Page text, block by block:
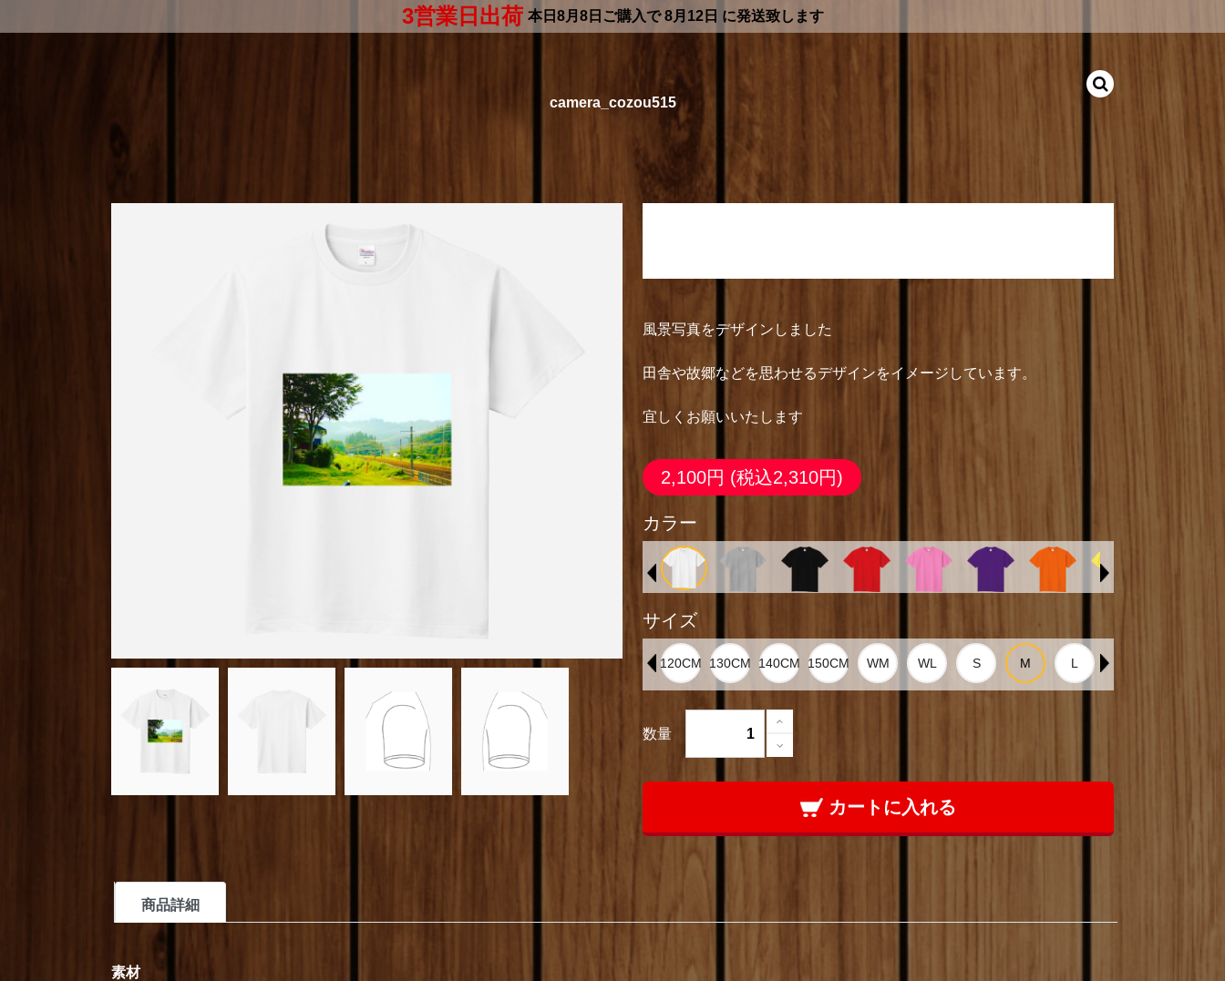
3営業日出荷 本日 8月8日 ご購入で8月12日 に発送致します
camera_cozou515
風景写真をデザインしました
田舎や故郷などを思わせるデザインをイメージしています。
宜しくお願いいたします
2,100円 (税込2,310円)
カラー
サイズ
数量
カートに入れる
商品詳細
素材